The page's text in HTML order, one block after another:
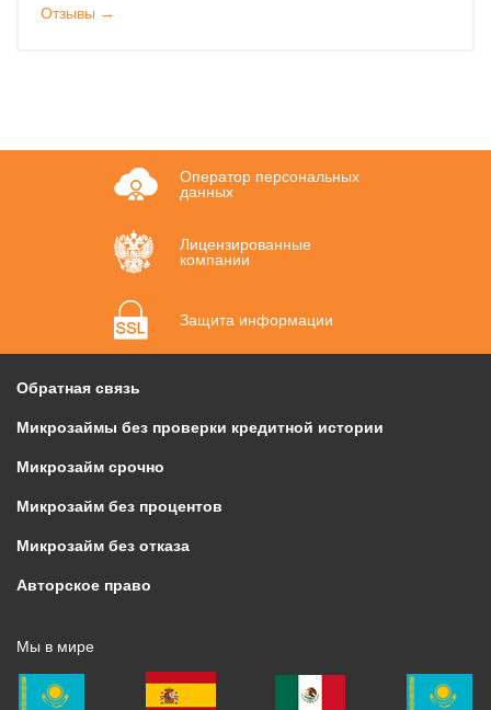
Отзывы →
Оператор персональных
данных
Лицензированные
компании
Защита информации
Обратная связь
Микрозаймы без проверки кредитной истории
Микрозайм срочно
Микрозайм без процентов
Микрозайм без отказа
Авторское право
Мы в мире